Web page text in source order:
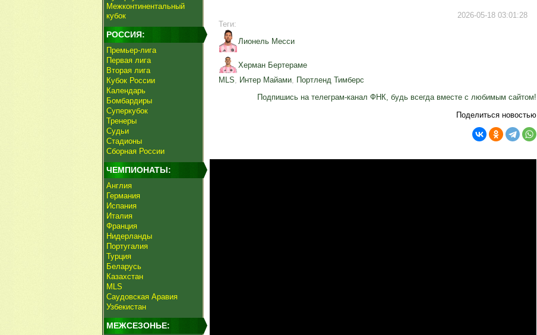
Межконтинентальный
кубок
РОССИЯ:
Премьер-лига
Первая лига
Вторая лига
Кубок России
Календарь
Бомбардиры
Суперкубок
Тренеры
Судьи
Стадионы
Сборная России
ЧЕМПИОНАТЫ:
Англия
Германия
Испания
Италия
Франция
Нидерланды
Португалия
Турция
Беларусь
Казахстан
MLS
Саудовская Аравия
Узбекистан
МЕЖСЕЗОНЬЕ:
2026-05-18 03:01:28
Теги:
Лионель Месси
Херман Бертераме
MLS, Интер Майами, Портленд Тимберс
Подпишись на телеграм-канал ФНК, будь всегда вместе с любимым сайтом!
Поделиться новостью